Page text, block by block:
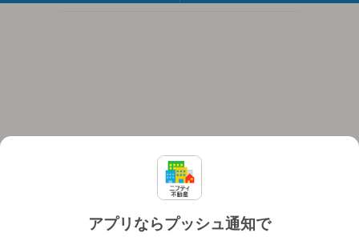
アプリならプッシュ通知で